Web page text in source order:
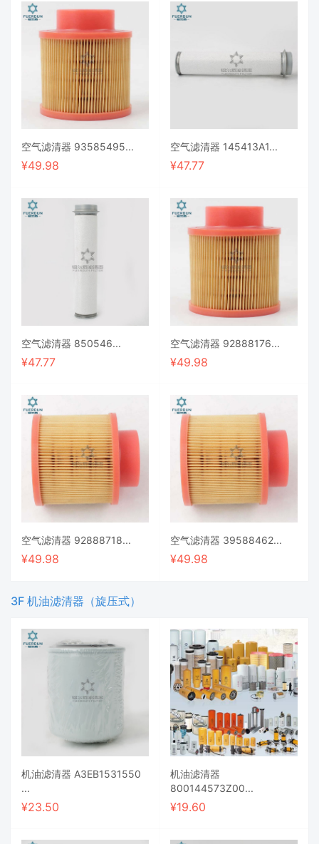
空气滤清器 93585495...
¥49.98
空气滤清器 145413A1...
¥47.77
空气滤清器 850546...
¥47.77
空气滤清器 92888176...
¥49.98
空气滤清器 92888718...
¥49.98
空气滤清器 39588462...
¥49.98
3F 机油滤清器（旋压式）
机油滤清器 A3EB1531550
...
¥23.50
机油滤清器
800144573Z00...
¥19.60